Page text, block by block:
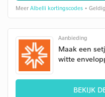
Meer Albelli kortingscodes •
Aanbieding
Maak een
witte
BEKIJK